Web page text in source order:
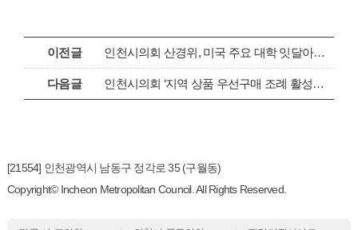
이전글 인천시의회 산경위, 미국 주요 대학 잇달아 방문
다음글 인천시의회 ‘지역 상품 우선구매 조례 활성화 촉구 결의안’ 채택
[21554] 인천광역시 남동구 정각로 35 (구월동)
Copyright© Incheon Metropolitan Council. All Rights Reserved.